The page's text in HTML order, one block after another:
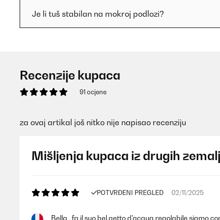
Je li tuš stabilan na mokroj podlozi?
Recenzije kupaca
91 ocjene
za ovaj artikal još nitko nije napisao recenziju
Mišljenja kupaca iz drugih
POTVRĐENI PREGLED 02/11/2025
Bella , fa il suo bel getto d'acqua regolabile siamo